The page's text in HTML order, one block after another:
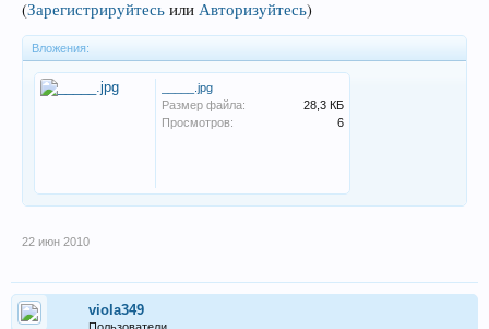
(Зарегистрируйтесь или Авторизуйтесь)
Вложения:
_____.jpg
Размер файла:
28,3 КБ
Просмотров:
6
22 июн 2010
viola349